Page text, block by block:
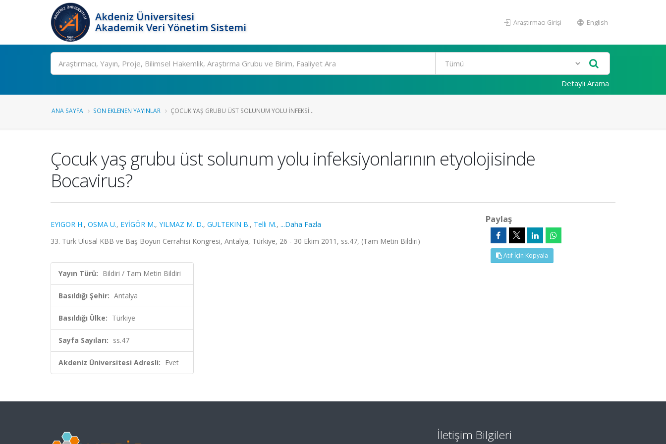
Akdeniz Üniversitesi
Akademik Veri Yönetim Sistemi
Araştırmacı Girişi English
Ara
Detaylı Arama
ANA SAYFA SON EKLENEN YAYINLAR ÇOCUK YAŞ GRUBU ÜST SOLUNUM YOLU INFEKSI...
Çocuk yaş grubu üst solunum yolu infeksiyonlarının etyolojisinde
Bocavirus?
EYIGOR H., OSMA U., EYİGÖR M., YILMAZ M. D., GULTEKIN B., Telli M., ...Daha Fazla
33. Türk Ulusal KBB ve Baş Boyun Cerrahisi Kongresi, Antalya, Türkiye, 26 - 30 Ekim 2011, ss.47, (Tam Metin Bildiri)
Yayın Türü: Bildiri / Tam Metin Bildiri
Basıldığı Şehir: Antalya
Basıldığı Ülke: Türkiye
Sayfa Sayıları: ss.47
Akdeniz Üniversitesi Adresli: Evet
Paylaş
Atıf İçin Kopyala
İletişim Bilgileri